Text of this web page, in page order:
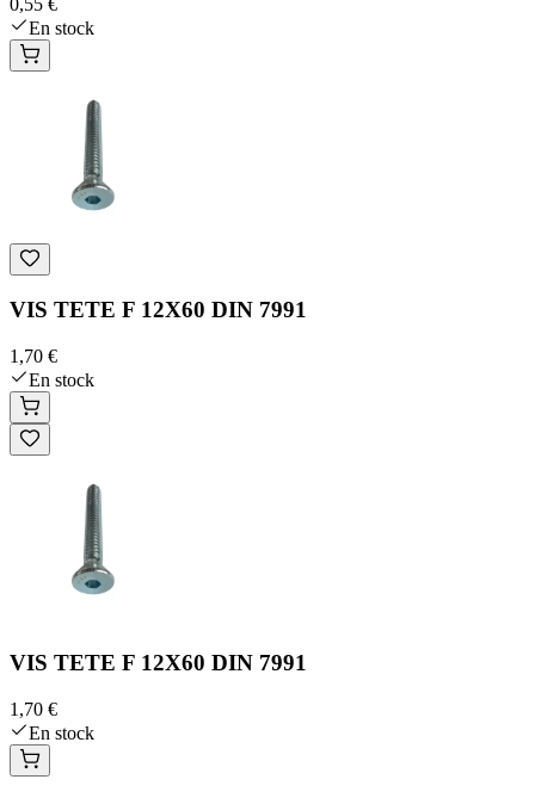
En stock
VIS TETE F 12X60 DIN 7991
1,70 €
En stock
VIS TETE F 12X60 DIN 7991
1,70 €
En stock